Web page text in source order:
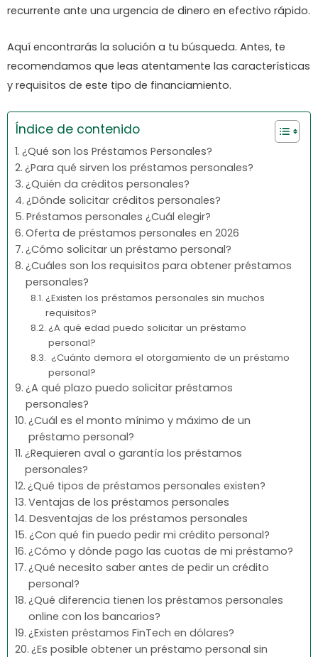
recurrente ante una urgencia de dinero en efectivo rápido.
Aquí encontrarás la solución a tu búsqueda. Antes, te
recomendamos que leas atentamente las características
y requisitos de este tipo de financiamiento.
Índice de contenido
¿Qué son los Préstamos Personales?
¿Para qué sirven los préstamos personales?
¿Quién da créditos personales?
¿Dónde solicitar créditos personales?
Préstamos personales ¿Cuál elegir?
Oferta de préstamos personales en 2026
¿Cómo solicitar un préstamo personal?
¿Cuáles son los requisitos para obtener préstamos
personales?
¿Existen los préstamos personales sin muchos
requisitos?
¿A qué edad puedo solicitar un préstamo
personal?
¿Cuánto demora el otorgamiento de un préstamo
personal?
¿A qué plazo puedo solicitar préstamos
personales?
¿Cuál es el monto mínimo y máximo de un
préstamo personal?
¿Requieren aval o garantía los préstamos
personales?
¿Qué tipos de préstamos personales existen?
Ventajas de los préstamos personales
Desventajas de los préstamos personales
¿Con qué fin puedo pedir mi crédito personal?
¿Cómo y dónde pago las cuotas de mi préstamo?
¿Qué necesito saber antes de pedir un crédito
personal?
¿Qué diferencia tienen los préstamos personales
online con los bancarios?
¿Existen préstamos FinTech en dólares?
¿Es posible obtener un préstamo personal sin